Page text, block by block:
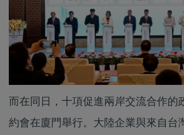
而在同日，十項促進兩岸交流合作的
約會在廈門舉行。大陸企業與來自台